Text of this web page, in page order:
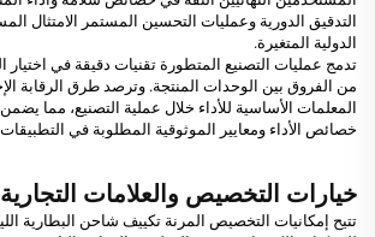
التدقيق الدورية وعمليات التحسين المستمر الامتثال
الدولية المتغيرة.
تدمج عمليات التصنيع المتطورة تقنيات دقيقة في اختيار
من الفروق بين الوحدات المنتجة. وترصد طرق الرقابة
المعلمات الأساسية للأداء خلال عملية التصنيع، مما
خصائص الأداء ومعايير الموثوقية المطلوبة في التطبيقات
خيارات التخصيص والعلامات التجارية